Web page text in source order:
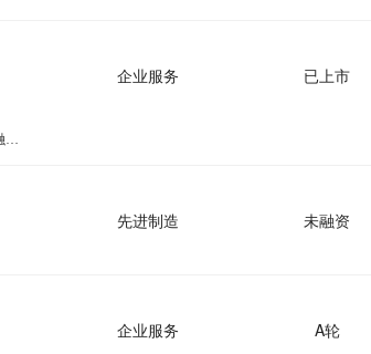
创新奇智、亨利加、钉钉达成战略合作 共创智慧金融新范式
企业服务 已上市
先进制造 未融资
企业服务 A轮